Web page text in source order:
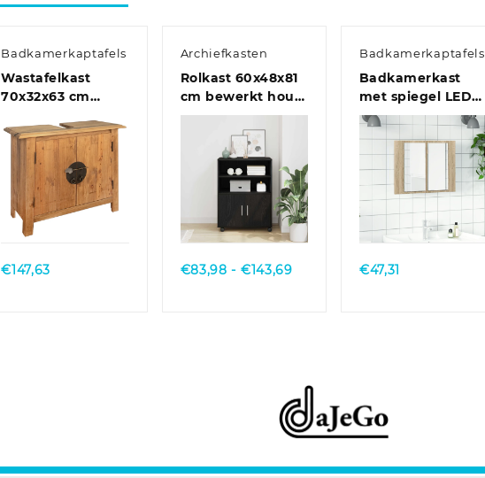
Badkamerkaptafels
Wastafelkast
70x32x63 cm
grenenhout
Quick View
€147,63
Archiefkasten
Rolkast 60x48x81
cm bewerkt hout
oud houtkleurig
Quick View
€83,98 - €143,69Prijsklasse:
Badkamerkaptafels
Badkamerkast
met spiegel LED
60x12x45 acryl
eikenkleurig
Quick View
€47,31